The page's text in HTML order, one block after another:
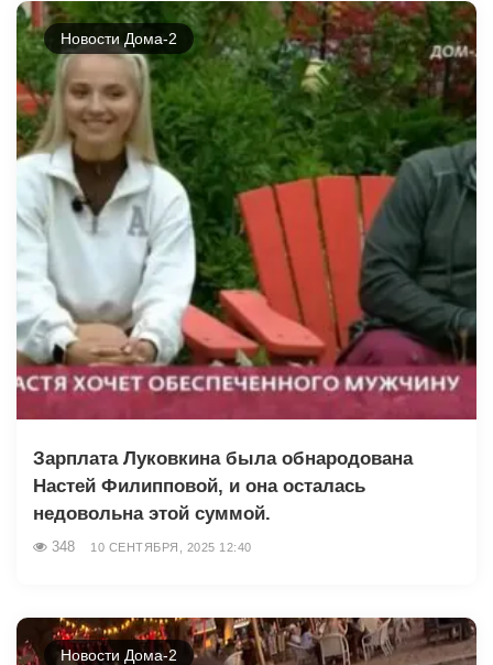
Новости Дома-2
Зарплата Луковкина была обнародована
Настей Филипповой, и она осталась
недовольна этой суммой.
348 10 СЕНТЯБРЯ, 2025 12:40
Новости Дома-2